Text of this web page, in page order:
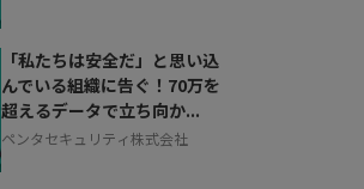
「私たちは安全だ」と思い込
んでいる組織に告ぐ！70万を
超えるデータで立ち向か...
ペンタセキュリティ株式会社